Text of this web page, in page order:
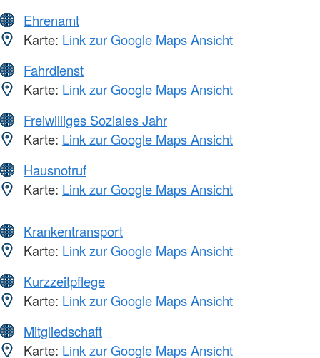
Ehrenamt
Karte: Link zur Google Maps Ansicht
Fahrdienst
Karte: Link zur Google Maps Ansicht
Freiwilliges Soziales Jahr
Karte: Link zur Google Maps Ansicht
Hausnotruf
Karte: Link zur Google Maps Ansicht
Krankentransport
Karte: Link zur Google Maps Ansicht
Kurzzeitpflege
Karte: Link zur Google Maps Ansicht
Mitgliedschaft
Karte: Link zur Google Maps Ansicht